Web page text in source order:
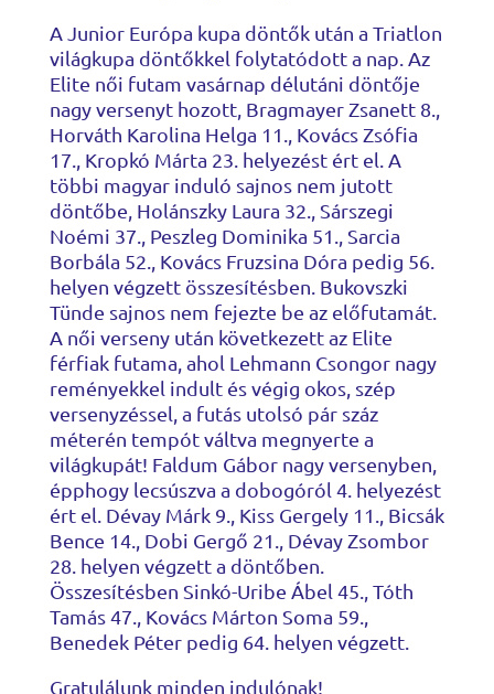
A Junior Európa kupa döntők után a Triatlon
világkupa döntőkkel folytatódott a nap. Az
Elite női futam vasárnap délutáni döntője
nagy versenyt hozott, Bragmayer Zsanett 8.,
Horváth Karolina Helga 11., Kovács Zsófia
17., Kropkó Márta 23. helyezést ért el. A
többi magyar induló sajnos nem jutott
döntőbe, Holánszky Laura 32., Sárszegi
Noémi 37., Peszleg Dominika 51., Sarcia
Borbála 52., Kovács Fruzsina Dóra pedig 56.
helyen végzett összesítésben. Bukovszki
Tünde sajnos nem fejezte be az előfutamát.
A női verseny után következett az Elite
férfiak futama, ahol Lehmann Csongor nagy
reményekkel indult és végig okos, szép
versenyzéssel, a futás utolsó pár száz
méterén tempót váltva megnyerte a
világkupát! Faldum Gábor nagy versenyben,
épphogy lecsúszva a dobogóról 4. helyezést
ért el. Dévay Márk 9., Kiss Gergely 11., Bicsák
Bence 14., Dobi Gergő 21., Dévay Zsombor
28. helyen végzett a döntőben.
Összesítésben Sinkó-Uribe Ábel 45., Tóth
Tamás 47., Kovács Márton Soma 59.,
Benedek Péter pedig 64. helyen végzett.
Gratulálunk minden indulónak!